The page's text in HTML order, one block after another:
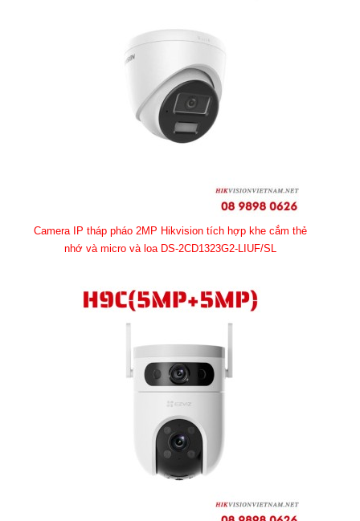
Camera IP tháp pháo 2MP Hikvision tích hợp khe cắm thẻ
nhớ và micro và loa DS-2CD1323G2-LIUF/SL